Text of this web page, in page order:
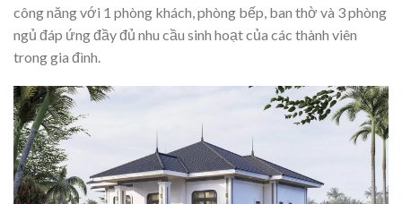
công năng với 1 phòng khách, phòng bếp, ban thờ và 3 phòng
ngủ đáp ứng đầy đủ nhu cầu sinh hoạt của các thành viên
trong gia đình.